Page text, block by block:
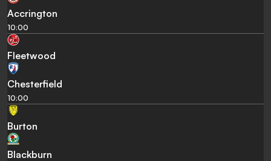
Accrington
10:00
Fleetwood
Chesterfield
10:00
Burton
Blackburn